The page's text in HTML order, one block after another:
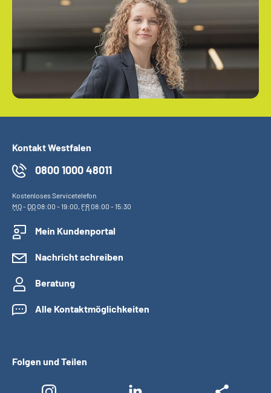
Kontakt Westfalen
0800 1000 48011
Kostenloses Servicetelefon
MO- DO08:00 - 19:00, FR08:00 - 15:30
Mein Kundenportal
Nachricht schreiben
Beratung
Alle Kontaktmöglichkeiten
Folgen und Teilen